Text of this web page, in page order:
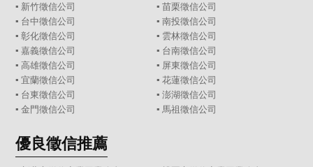
▪ 新竹徵信公司 ▪ 苗栗徵信公司
▪ 台中徵信公司 ▪ 南投徵信公司
▪彰化徵信公司 ▪ 雲林徵信公司
▪嘉義徵信公司 ▪ 台南徵信公司
▪高雄徵信公司 ▪ 屏東徵信公司
▪宜蘭徵信公司 ▪ 花蓮徵信公司
▪ 台東徵信公司 ▪ 澎湖徵信公司
▪金門徵信公司 ▪ 馬祖徵信公司
優良徵信推薦